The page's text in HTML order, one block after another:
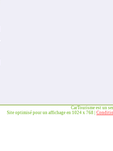
CarTourisme est un
Site optimisé pour un affichage en 1024 x 768 |